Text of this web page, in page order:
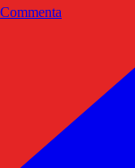
Commenta